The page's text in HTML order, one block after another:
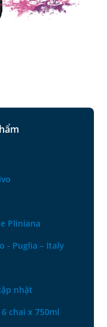
Pliniana
- Puglia – Italy
nhật
chai x 750ml